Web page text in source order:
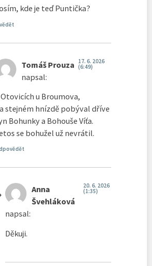
kde je teď Puntička?
Tomáš Prouza
napsal:
17. 6. 2026
(6:49)
Otovicích u Broumova,
stejném hnízdě pobýval dříve
Bohunky a Bohouše Víťa.
se bohužel už nevrátil.
Anna
Švehláková
napsal:
20. 6. 2026
(1:35)
Děkuji.